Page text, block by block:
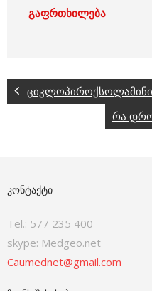
გაფრთხილება
ციკლოპიროქსოლამინი
რა
ᲙᲝᲜᲢᲐᲥᲢᲘ
Tel.: 577 235 400
skype: Medgeo.net
Caumednet@gmail.com